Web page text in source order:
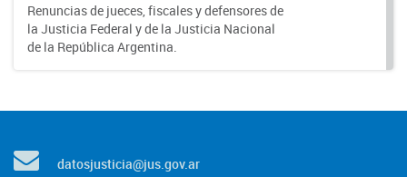
Renuncias de jueces, fiscales y defensores de
la Justicia Federal y de la Justicia Nacional
de la República Argentina.
datosjusticia@jus.gov.ar